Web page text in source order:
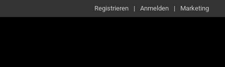
Registrieren Anmelden Marketing